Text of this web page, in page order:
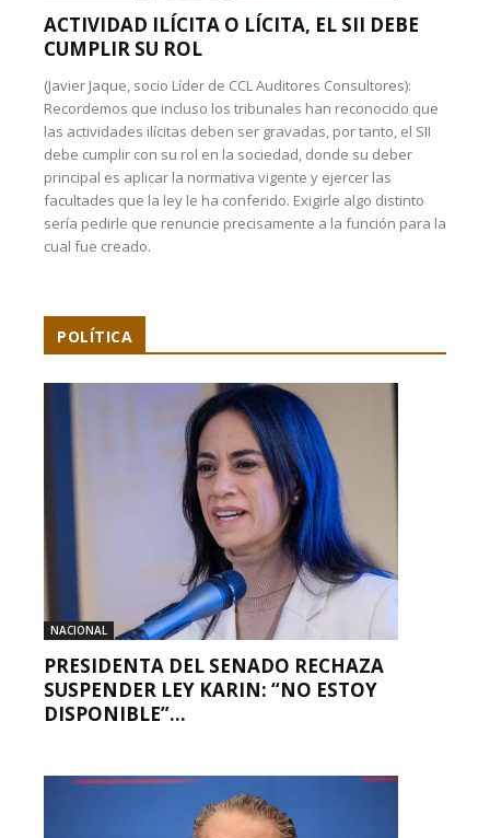
ACTIVIDAD ILÍCITA O LÍCITA, EL SII DEBE
CUMPLIR SU ROL
(Javier Jaque, socio Líder de CCL Auditores Consultores):
Recordemos que incluso los tribunales han reconocido que
las actividades ilícitas deben ser gravadas, por tanto, el SII
debe cumplir con su rol en la sociedad, donde su deber
principal es aplicar la normativa vigente y ejercer las
facultades que la ley le ha conferido. Exigirle algo distinto
sería pedirle que renuncie precisamente a la función para la
cual fue creado.
POLÍTICA
NACIONAL
PRESIDENTA DEL SENADO RECHAZA
SUSPENDER LEY KARIN: “NO ESTOY
DISPONIBLE”...